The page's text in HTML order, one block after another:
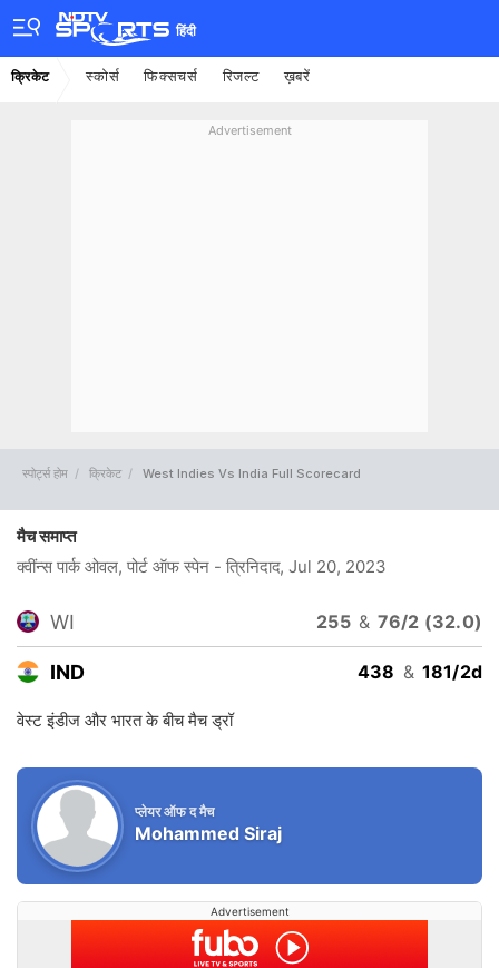
हिंदी
क्रिकेट स्कोर्स फिक्सचर्स रिजल्ट ख़बरें
Advertisement
स्पोर्ट्स होम क्रिकेट West Indies Vs India Full Scorecard
मैच समाप्त
क्वींन्स पार्क ओवल, पोर्ट ऑफ स्पेन - त्रिनिदाद, Jul 20, 2023
WI 255 & 76/2 (32.0)
IND 438 & 181/2d
वेस्ट इंडीज और भारत के बीच मैच ड्रॉ
प्लेयर ऑफ द मैच
Mohammed Siraj
Advertisement